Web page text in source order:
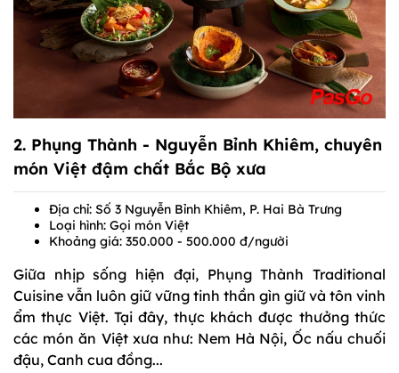
2. Phụng Thành - Nguyễn Bỉnh Khiêm, chuyên
món Việt đậm chất Bắc Bộ xưa
Địa chỉ: Số 3 Nguyễn Bỉnh Khiêm, P. Hai Bà Trưng
Loại hình: Gọi món Việt
Khoảng giá: 350.000 - 500.000 đ/người
Giữa nhịp sống hiện đại, Phụng Thành Traditional
Cuisine vẫn luôn giữ vững tinh thần gìn giữ và tôn vinh
ẩm thực Việt. Tại đây, thực khách được thưởng thức
các món ăn Việt xưa như: Nem Hà Nội, Ốc nấu chuối
đậu, Canh cua đồng...